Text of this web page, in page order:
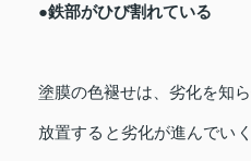
●鉄部がひび割れている
塗膜の色褪せは、劣化を知
放置すると劣化が進んでい